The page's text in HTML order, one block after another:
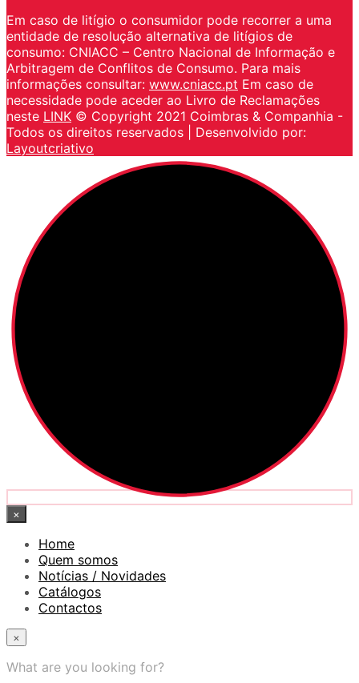
Em caso de litígio o consumidor pode recorrer a uma
entidade de resolução alternativa de litígios de
consumo: CNIACC – Centro Nacional de Informação e
Arbitragem de Conflitos de Consumo. Para mais
informações consultar: www.cniacc.pt Em caso de
necessidade pode aceder ao Livro de Reclamações
neste LINK © Copyright 2021 Coimbras & Companhia -
Todos os direitos reservados | Desenvolvido por:
Layoutcriativo
×
Home
Quem somos
Notícias / Novidades
Catálogos
Contactos
×
What are you looking for?